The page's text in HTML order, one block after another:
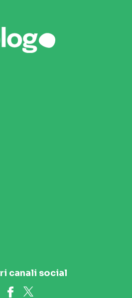
canali social